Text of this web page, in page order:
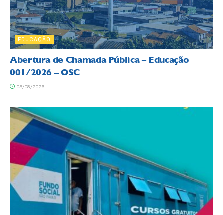
EDUCAÇÃO
Abertura de Chamada Pública – Educação
001/2026 – OSC
05/08/2026